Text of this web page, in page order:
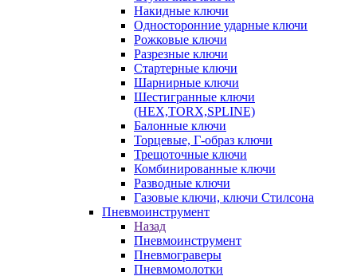
Накидные ключи
Односторонние ударные ключи
Рожковые ключи
Разрезные ключи
Стартерные ключи
Шарнирные ключи
Шестигранные ключи
(HEX,TORX,SPLINE)
Балонные ключи
Торцевые, Г-образ ключи
Трещоточные ключи
Комбинированные ключи
Разводные ключи
Газовые ключи, ключи Стилсона
Пневмоинструмент
Назад
Пневмоинструмент
Пневмограверы
Пневмомолотки